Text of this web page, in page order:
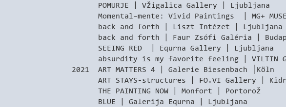
POMURJE | Vžigalica Gallery | Ljubljana
Momental–mente: Vivid Paintings | MG+
back and forth | Liszt Intézet | Ljubljana
back and forth | Faur Zsófi Galéria |
SEEING RED | Equrna Gallery | Ljubljana
absurdity is my favorite feeling | VILTIN
2021 ART MATTERS 4 | Galerie Biesenbach │Köln
ART STAYS-structures | FO.VI Gallery |
THE PAINTING NOW | Monfort | Portorož
BLUE | Galerija Equrna | Ljubljana